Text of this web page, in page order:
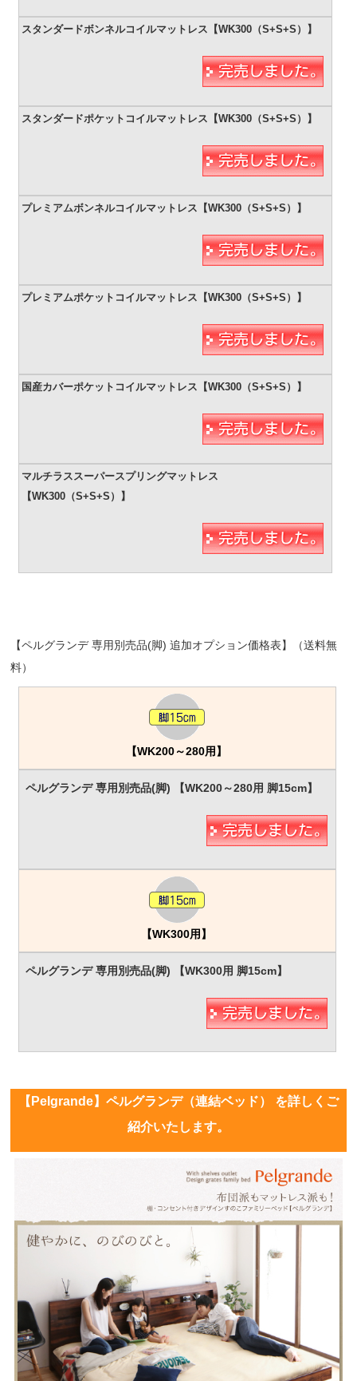
【ペルグランデ 専用別売品(脚) 追加オプション価格表】（送料無
料）
【WK200～280用】
【WK300用】
【Pelgrande】ペルグランデ（連結ベッド） を詳しくご
紹介いたします。